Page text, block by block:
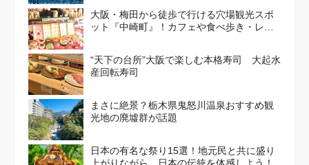
大阪・梅田から徒歩で行ける穴場観光スポ
ット『中崎町』！カフェや食べ歩き・レト
“天下の台所”大阪で楽しむ本格寿司 大起水
産回転寿司
まさに絶景？栃木県鬼怒川温泉おすすめ観
光地の廃墟群が話題
日本の有名な祭り15選！地元民と共に盛り
上がりながら、日本の伝統を体感しよう！